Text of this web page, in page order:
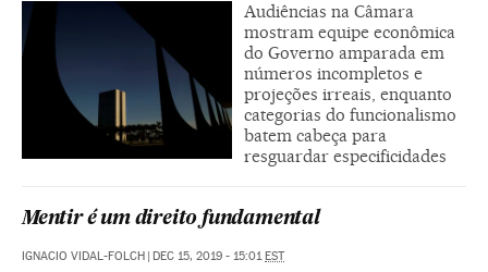
Audiências na Câmara
mostram equipe econômica
do Governo amparada em
números incompletos e
projeções irreais, enquanto
categorias do funcionalismo
batem cabeça para
resguardar especificidades
Mentir é um direito fundamental
IGNACIO VIDAL-FOLCH DEC 15, 2019 - 15:01 EST